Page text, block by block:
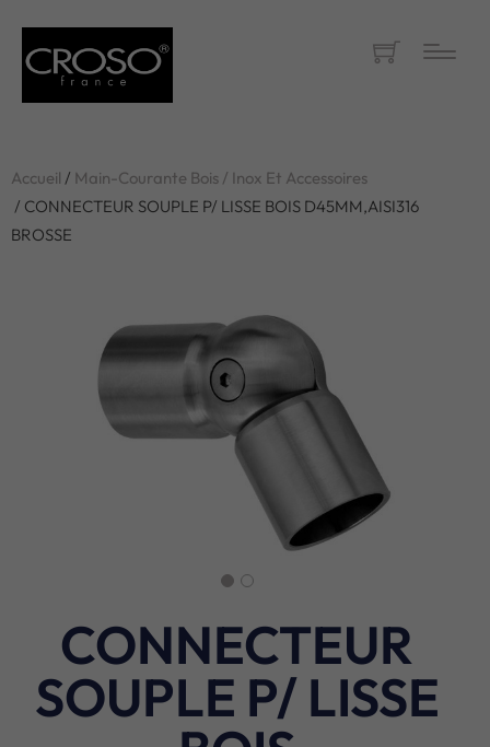
Accueil / Main-Courante Bois / Inox Et Accessoires
/ CONNECTEUR SOUPLE P/ LISSE BOIS D45MM,AISI316
BROSSE
CONNECTEUR
SOUPLE P/ LISSE